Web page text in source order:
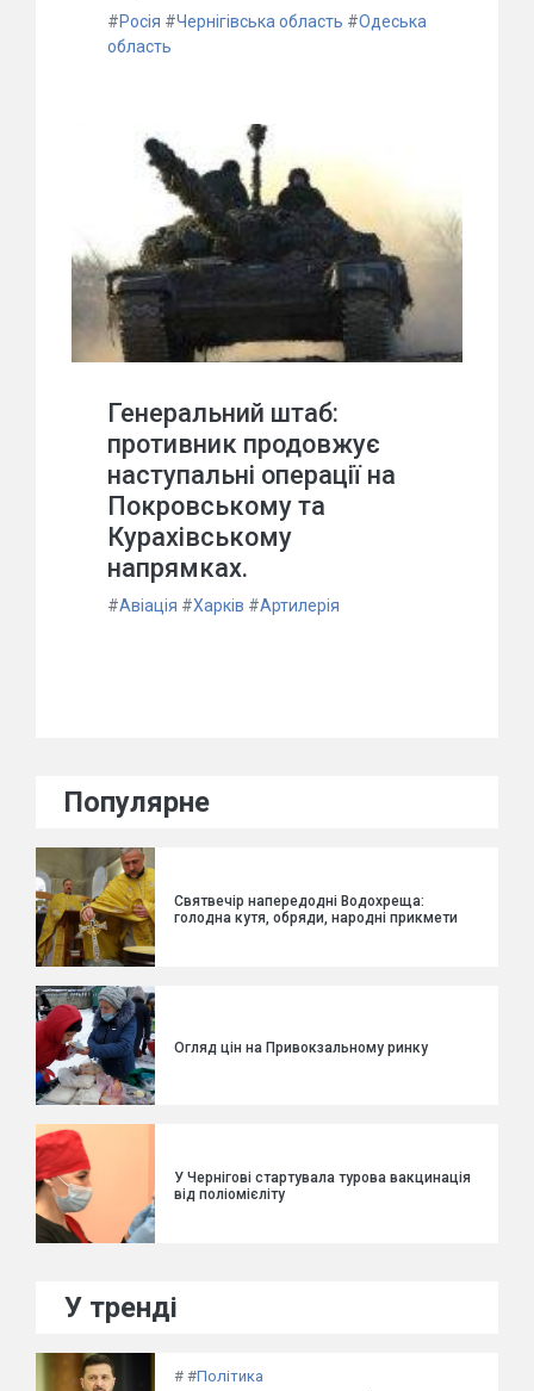
#Росія #Чернігівська область #Одеська
область
Генеральний штаб:
противник продовжує
наступальні операції на
Покровському та
Курахівському
напрямках.
#Авіація #Харків #Артилерія
Популярне
Святвечір напередодні Водохреща:
голодна кутя, обряди, народні прикмети
Огляд цін на Привокзальному ринку
У Чернігові стартувала турова вакцинація
від поліомієліту
У тренді
# #Політика